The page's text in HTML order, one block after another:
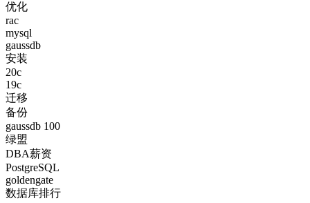
优化
rac
mysql
gaussdb
安装
20c
19c
迁移
备份
gaussdb 100
绿盟
DBA薪资
PostgreSQL
goldengate
数据库排行